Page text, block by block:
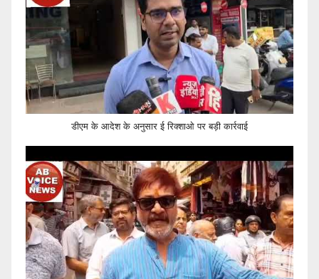
डीएम के आदेश के अनुसार ई रिक्शाओ पर बड़ी कार्रवाई